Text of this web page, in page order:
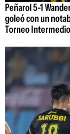
Peñarol 5-1
goleó con un
Torneo Intermedio